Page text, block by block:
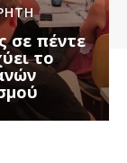
σε πέντε
το